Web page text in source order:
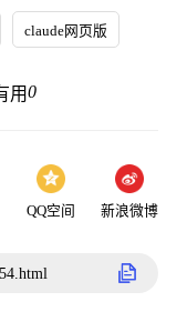
claude网页版
用0
QQ空间 新浪微博